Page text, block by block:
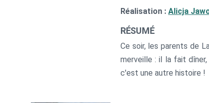
Réalisation : Alicja
RÉSUMÉ
Ce soir, les parents de
merveille : il la fait
c'est une autre histoire !